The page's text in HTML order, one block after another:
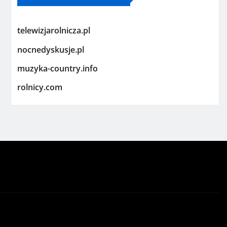
telewizjarolnicza.pl
nocnedyskusje.pl
muzyka-country.info
rolnicy.com